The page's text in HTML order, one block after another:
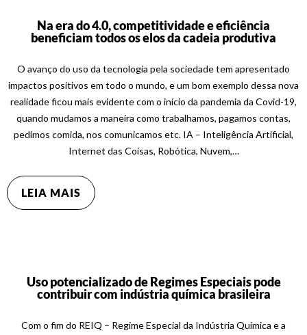
Na era do 4.0, competitividade e eficiência
beneficiam todos os elos da cadeia produtiva
O avanço do uso da tecnologia pela sociedade tem apresentado
impactos positivos em todo o mundo, e um bom exemplo dessa nova
realidade ficou mais evidente com o início da pandemia da Covid-19,
quando mudamos a maneira como trabalhamos, pagamos contas,
pedimos comida, nos comunicamos etc. IA – Inteligência Artificial,
Internet das Coisas, Robótica, Nuvem,…
LEIA MAIS
Uso potencializado de Regimes Especiais pode
contribuir com indústria química brasileira
Com o fim do REIQ – Regime Especial da Indústria Química e a